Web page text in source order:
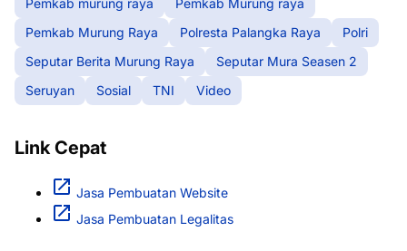
Pemkab murung raya
Pemkab Murung raya
Pemkab Murung Raya
Polresta Palangka Raya
Polri
Seputar Berita Murung Raya
Seputar Mura Seasen 2
Seruyan
Sosial TNI Video
Link Cepat
Jasa Pembuatan Website
Jasa Pembuatan Legalitas